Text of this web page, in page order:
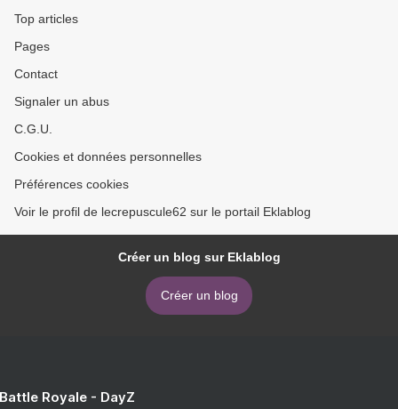
Top articles
Pages
Contact
Signaler un abus
C.G.U.
Cookies et données personnelles
Préférences cookies
Voir le profil de lecrepuscule62 sur le portail Eklablog
Créer un blog sur Eklablog
Créer un blog
Royale - DayZ